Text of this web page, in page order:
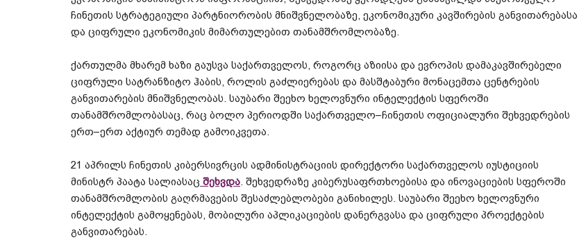
ჩინეთის სტრატეგიული პარტნიორობის მნიშვნელობაზე ეკონომიკური კავშირების განვითარებასა
და ციფრული ეკონომიკის მიმართულებით თანამშრომლობაზე
ქართულმა მხარემ ხაზი გაუსვა საქართველოს როგორც აზიისა და ევროპის დამაკავშირებელი
ციფრული სატრანზიტო ჰაბის როლის გაძლიერებას და მასშტაბური მონაცემთა ცენტრების
განვითარების მნიშვნელობას საუბარი შეეხო ხელოვნური ინტელექტის სფეროში
თანამშრომლობასაც რაც ბოლო პერიოდში საქართველო–ჩინეთის ოფიციალური შეხვედრების
ერთ–ერთ აქტიურ თემად გამოიკვეთა
21 აპრილს ჩინეთის კიბერსივრცის ადმინისტრაციის დირექტორი საქართველოს იუსტიციის
მინისტრ პაატა სალიასაც შეხვდა შეხვედრაზე კიბერუსაფრთხოებისა და ინოვაციების სფეროში
თანამშრომლობის გაღრმავების შესაძლებლობები განიხილეს საუბარი შეეხო ხელოვნური
ინტელექტის გამოყენებას მობილური აპლიკაციების დანერგვასა და ციფრული პროექტების
განვითარებას